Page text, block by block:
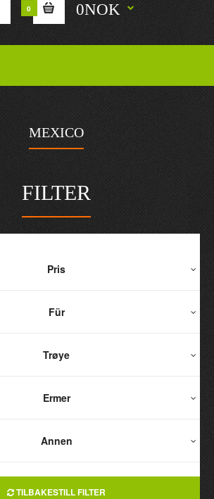
0 0NOK
MEXICO
FILTER
Pris
Für
Trøye
Ermer
Annen
TILBAKESTILL FILTER